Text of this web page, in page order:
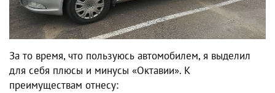
За то время, что пользуюсь автомобилем, я выделил
для себя плюсы и минусы «Октавии». К
преимуществам отнесу: